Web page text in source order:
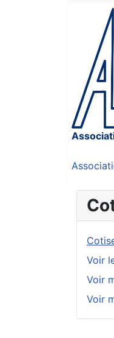
Voir
Voir
Voir